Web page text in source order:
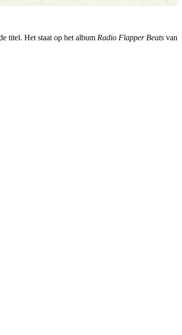
titel. Het staat op het album Radio Flapper Beats van